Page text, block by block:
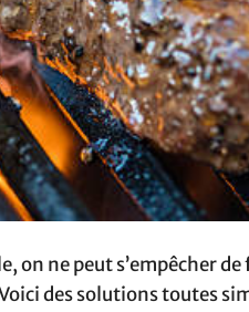
on ne peut s’empêcher
des solutions toutes